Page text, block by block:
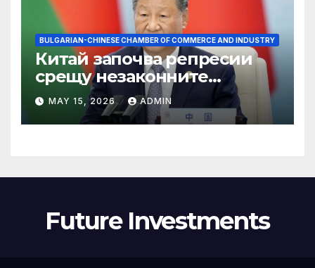
BULGARIAN-CHINESE CHAMBER OF COMMERCE AND INDUSTRY
Китай започва репресии
срещу незаконните
практики в сектора на TCM
MAY 15, 2026 ADMIN
Future Investments